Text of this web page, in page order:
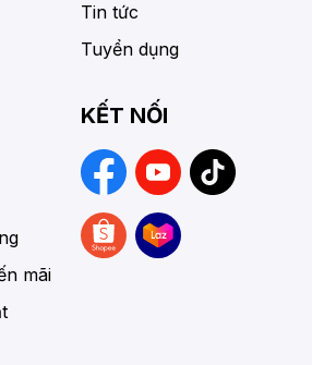
Tin tức
Tuyển dụng
mãi
KẾT NỐI